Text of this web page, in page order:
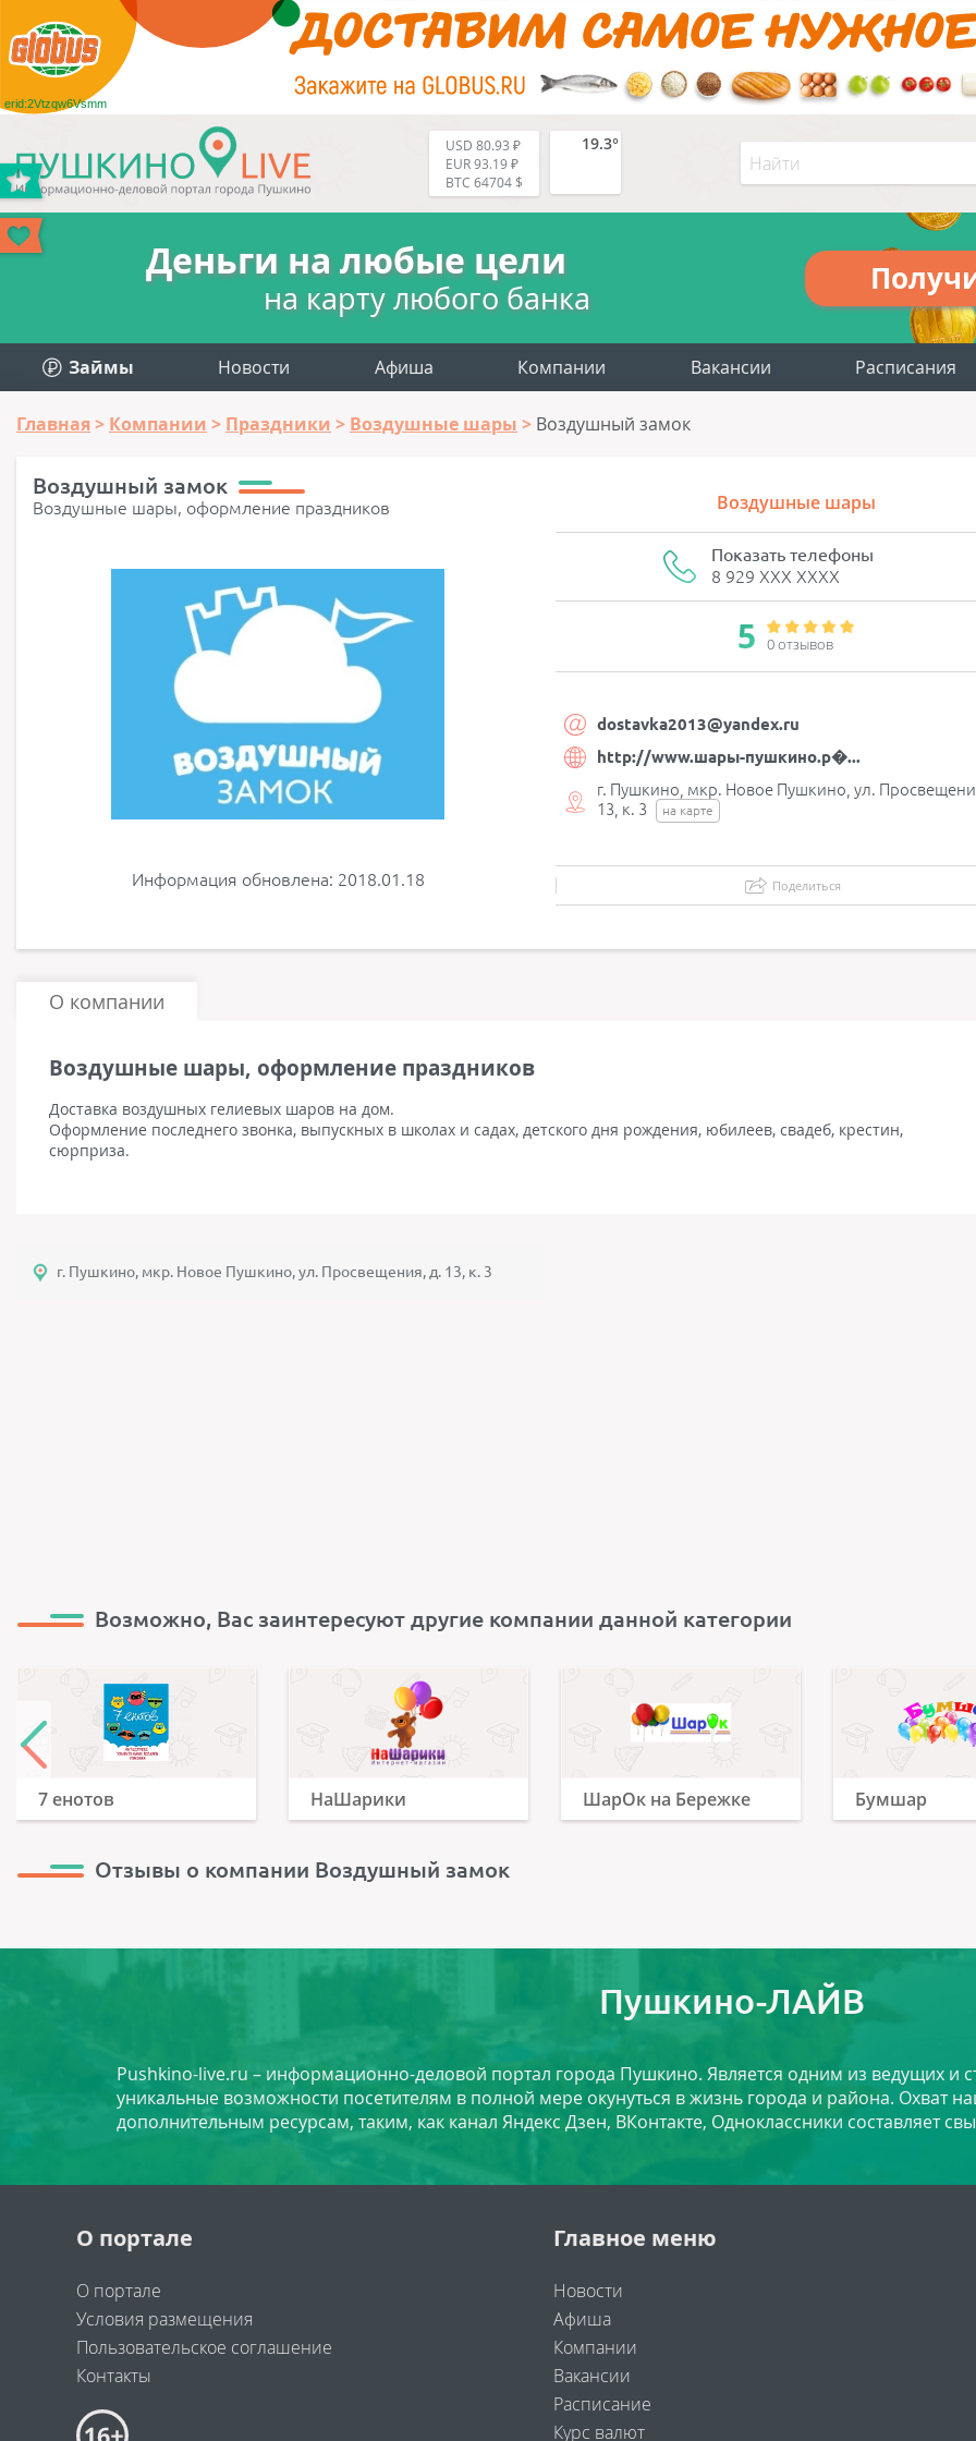
erid:2Vtzqw6Vsmm
USD 80.93 ₽
EUR 93.19 ₽
BTC 64704 $
19.3°
Деньги на любые цели
на карту любого банка
Займы Новости Афиша Компании Вакансии Расписания
Главная Компании Праздники Воздушные шары Воздушный замок
Воздушный замок
Воздушные шары, оформление праздников
Информация обновлена: 2018.01.18
Воздушные шары
Показать телефоны
8 929 XXX XXXX
5 0 отзывов
dostavka2013@yandex.ru
http://www.шары-пушкино.р�...
г. Пушкино, мкр. Новое Пушкино, ул.
13, к. 3
на карте
Поделиться
О компании
Воздушные шары, оформление праздников
Доставка воздушных гелиевых шаров на дом.
Оформление последнего звонка, выпускных в школах и садах, детского дня рождения, юбилеев, свадеб, крестин,
сюрприза.
г. Пушкино, мкр. Новое Пушкино, ул. Просвещения, д. 13, к. 3
Возможно, Вас заинтересуют другие компании данной категории
7 енотов НаШарики ШарОк на Бережке Бумшар
Отзывы о компании Воздушный замок
Пушкино-ЛАЙВ
Pushkino-live.ru – информационно-деловой портал города Пушкино. Является одним из ведущих и
уникальные возможности посетителям в полной мере окунуться в жизнь города и района. Охват
дополнительным ресурсам, таким, как канал Яндекс Дзен, ВКонтакте, Одноклассники составляет
О портале
О портале
Условия размещения
Пользовательское соглашение
Контакты
Главное меню
Новости
Афиша
Компании
Вакансии
Расписание
Курс валют